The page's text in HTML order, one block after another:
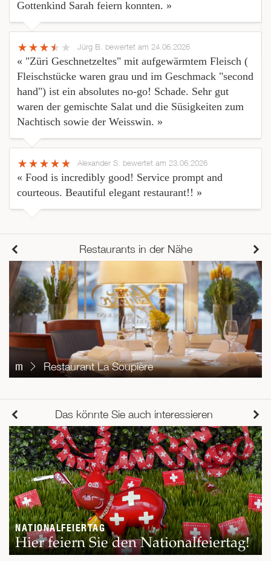
Gottenkind Sarah feiern konnten. »
Jürg B. bewertet am 24.06.2026
« "Züri Geschnetzeltes" mit aufgewärmtem Fleisch (
Fleischstücke waren grau und im Geschmack "second
hand") ist ein absolutes no-go! Schade. Sehr gut
waren der gemischte Salat und die Süsigkeiten zum
Nachtisch sowie der Weisswin. »
Alexander S. bewertet am 23.06.2026
« Food is incredibly good! Service prompt and
courteous. Beautiful elegant restaurant!! »
Restaurants in der Nähe
m Restaurant La Soupière
Das könnte Sie auch interessieren
NATIONALFEIERTAG
Hier feiern Sie den Nationalfeiertag!